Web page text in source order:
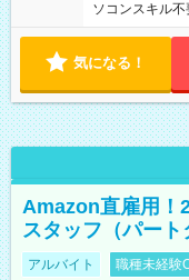
ソコンスキル不
気になる！
Amazon直雇用！
スタッフ（パー
アルバイト 職種未経験